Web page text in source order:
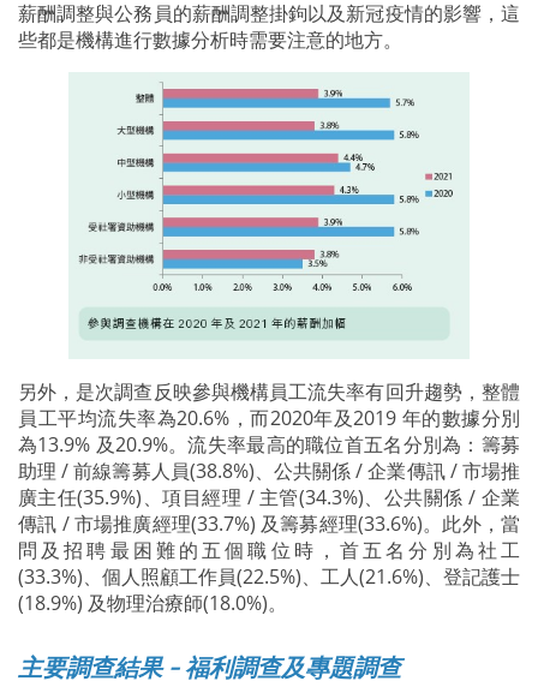
薪酬調整與公務員的薪酬調整掛鉤以及新冠疫情的影響，這
些都是機構進行數據分析時需要注意的地方。
另外，是次調查反映參與機構員工流失率有回升趨勢，整體
員工平均流失率為20.6%，而2020年及2019 年的數據分別
為13.9% 及20.9%。流失率最高的職位首五名分別為：籌募
助理 / 前線籌募人員(38.8%)、公共關係 / 企業傳訊 / 市場推
廣主任(35.9%)、項目經理 / 主管(34.3%)、公共關係 / 企業
傳訊 / 市場推廣經理(33.7%) 及籌募經理(33.6%)。此外，當
問及招聘最困難的五個職位時，首五名分別為社工
(33.3%)、個人照顧工作員(22.5%)、工人(21.6%)、登記護士
(18.9%) 及物理治療師(18.0%)。
主要調查結果 - 福利調查及專題調查